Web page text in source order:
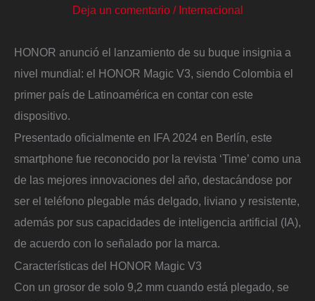
Deja un comentario / Internacional
HONOR anunció el lanzamiento de su buque insignia a
nivel mundial: el HONOR Magic V3, siendo Colombia el
primer país de Latinoamérica en contar con este
dispositivo.
Presentado oficialmente en IFA 2024 en Berlín, este
smartphone fue reconocido por la revista ‘Time’ como una
de las mejores innovaciones del año, destacándose por
ser el teléfono plegable más delgado, liviano y resistente,
además por sus capacidades de inteligencia artificial (IA),
de acuerdo con lo señalado por la marca.
Características del HONOR Magic V3
Con un grosor de solo 9,2 mm cuando está plegado, se